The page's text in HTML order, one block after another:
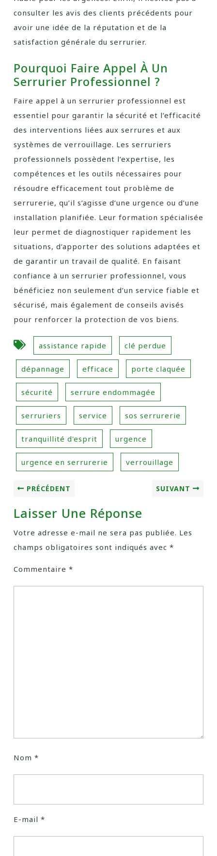
consulter les avis des clients précédents pour
avoir une idée de la réputation et de la
satisfaction générale du serrurier.
Pourquoi Faire Appel À Un
Serrurier Professionnel ?
Faire appel à un serrurier professionnel est
essentiel pour garantir la sécurité et l’efficacité
des interventions liées aux serrures et aux
systèmes de verrouillage. Les serruriers
professionnels possèdent l’expertise, les
compétences et les outils nécessaires pour
résoudre efficacement tout problème de
serrurerie, qu’il s’agisse d’une urgence ou d’une
installation planifiée. Leur formation spécialisée
leur permet de diagnostiquer rapidement les
situations, d’apporter des solutions adaptées et
de garantir un travail de qualité. En faisant
confiance à un serrurier professionnel, vous
bénéficiez non seulement d’un service fiable et
sécurisé, mais également de conseils avisés
pour renforcer la protection de vos biens.
assistance rapide clé perdue
dépannage efficace porte claquée
sécurité serrure endommagée
serruriers service sos serrurerie
tranquillité d'esprit urgence
urgence en serrurerie verrouillage
PRÉCÉDENT SUIVANT
Laisser Une Réponse
Votre adresse e-mail ne sera pas publiée. Les
champs obligatoires sont indiqués avec *
Commentaire *
Nom *
E-mail *